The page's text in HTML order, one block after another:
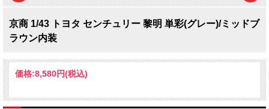
京商 1/43 トヨタ センチュリー 黎明 単彩(グレー)/ミッドブ
ラウン内装
価格:8,580円(税込)